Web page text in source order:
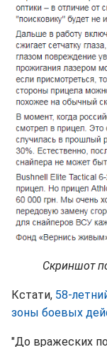
Скриншот
Кстати, 58-
зоны боевых
"До вражеских